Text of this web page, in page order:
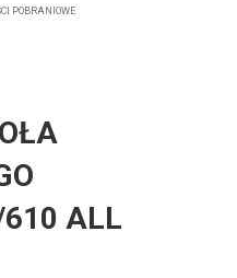
POBRANIOWE
ALL